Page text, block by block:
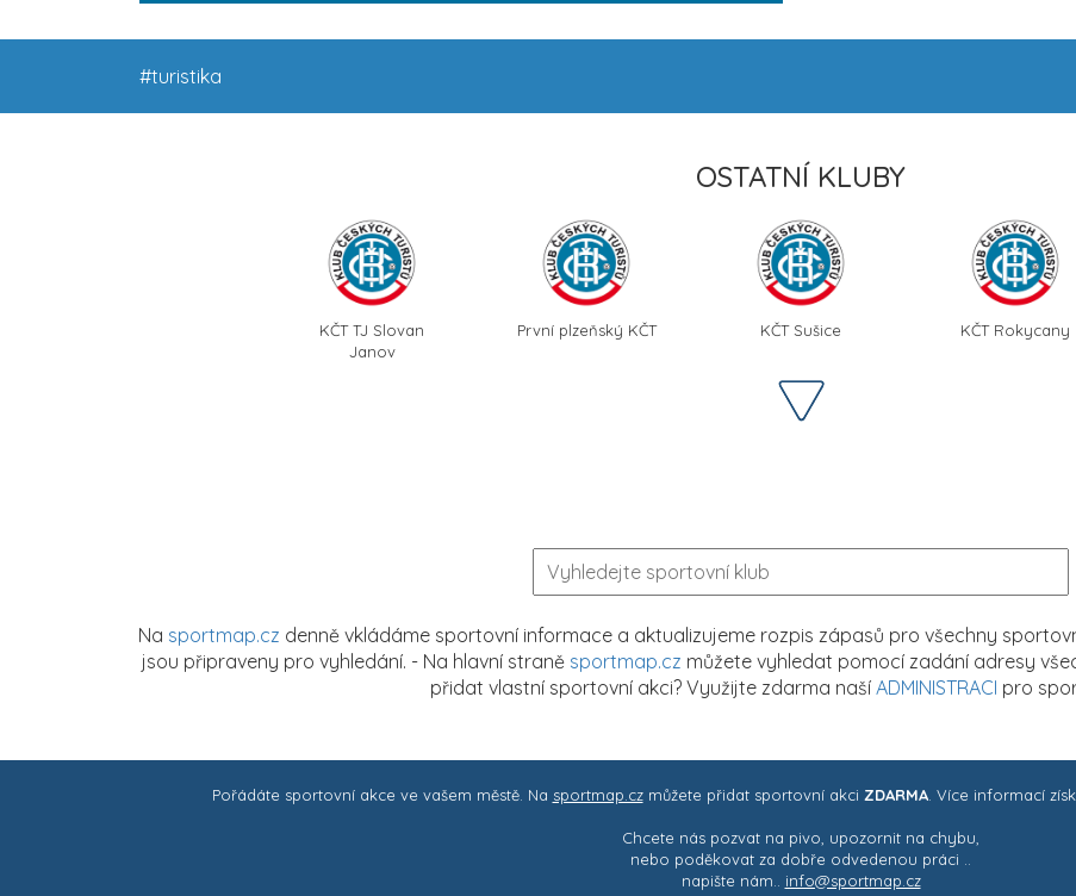
#turistika
OSTATNÍ KLUBY
KČT TJ Slovan
Janov
První plzeňský KČT KČT Sušice KČT Rokycany
Na sportmap.cz denně vkládáme sportovní informace a aktualizujeme rozpis zápasů pro všechny
jsou připraveny pro vyhledání. - Na hlavní straně sportmap.cz můžete vyhledat pomocí zadání adresy
přidat vlastní sportovní akci? Využijte zdarma naší ADMINISTRACI pro
Pořádáte sportovní akce ve vašem městě. Na sportmap.czmůžete přidat sportovní akci ZDARMA. Více informací
Chcete nás pozvat na pivo, upozornit na chybu,
nebo poděkovat za dobře odvedenou práci ..
napište nám.. info@sportmap.cz